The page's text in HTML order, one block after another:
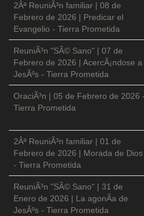
2Âª ReuniÃ³n familiar | 08 de
Febrero de 2026 | Predicar el
Evangelio - Tierra Prometida
ReuniÃ³n "SÃ© Sano" | 07 de
Febrero de 2026 | AcercÃ¡ndose a
JesÃºs - Tierra Prometida
OraciÃ³n | 05 de Febrero de 2026 -
Tierra Prometida
2Âª ReuniÃ³n familiar | 01 de
Febrero de 2026 | Morada de Dios
- Tierra Prometida
ReuniÃ³n "SÃ© Sano" | 31 de
Enero de 2026 | La agonÃ­a de
JesÃºs - Tierra Prometida